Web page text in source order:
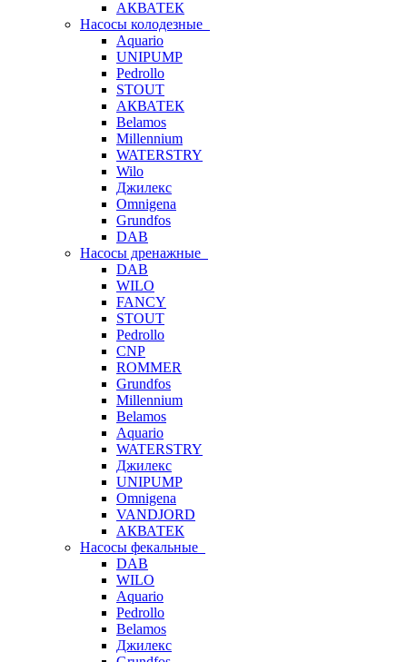
АКВАТЕК
Насосы колодезные
Aquario
UNIPUMP
Pedrollo
STOUT
АКВАТЕК
Belamos
Millennium
WATERSTRY
Wilo
Джилекс
Omnigena
Grundfos
DAB
Насосы дренажные
DAB
WILO
FANCY
STOUT
Pedrollo
CNP
ROMMER
Grundfos
Millennium
Belamos
Aquario
WATERSTRY
Джилекс
UNIPUMP
Omnigena
VANDJORD
АКВАТЕК
Насосы фекальные
DAB
WILO
Aquario
Pedrollo
Belamos
Джилекс